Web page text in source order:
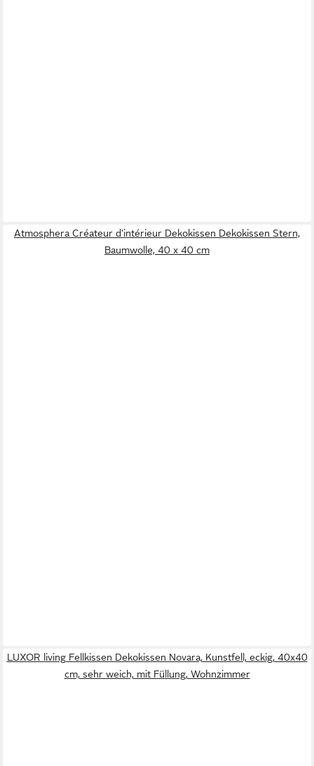
Atmosphera Créateur d'intérieur Dekokissen Dekokissen Stern,
Baumwolle, 40 x 40 cm
LUXOR living Fellkissen Dekokissen Novara, Kunstfell, eckig, 40x40
cm, sehr weich, mit Füllung, Wohnzimmer